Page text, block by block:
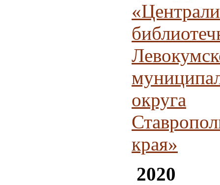
округа
края»
2020